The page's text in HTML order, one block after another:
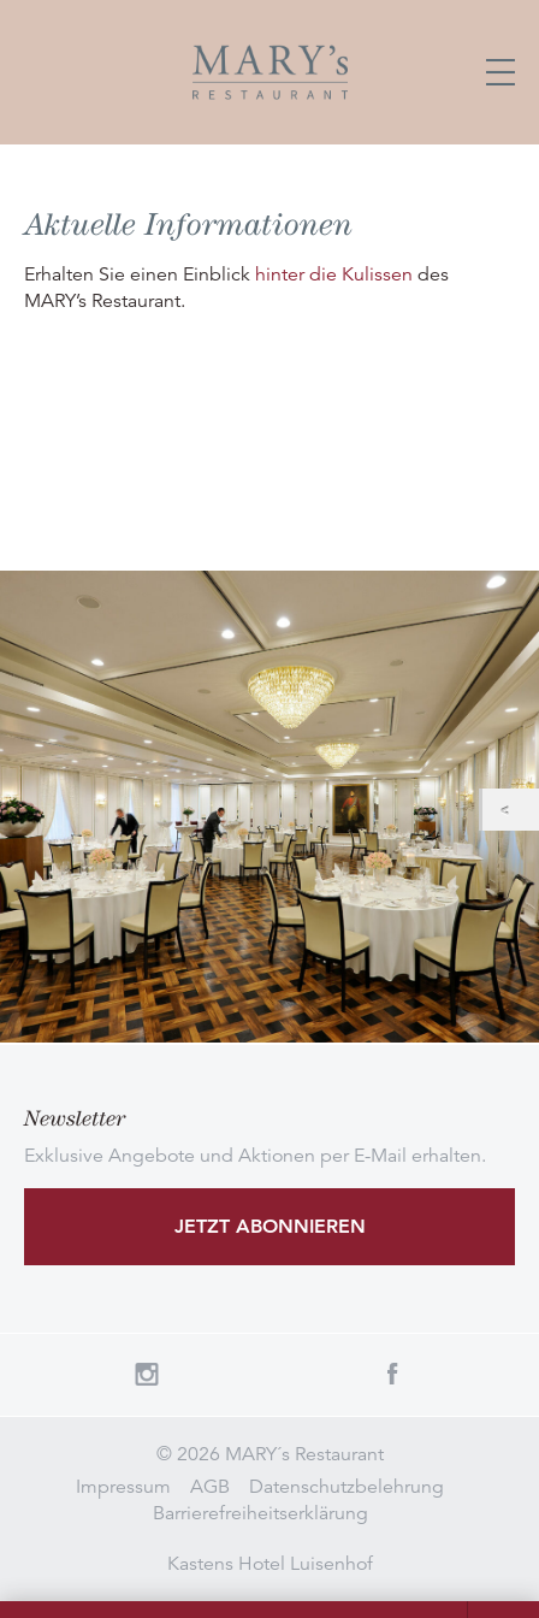
Aktuelle Informationen
Erhalten Sie einen Einblick hinter die Kulissen des
MARY’s Restaurant.
Newsletter
Exklusive Angebote und Aktionen per E-Mail erhalten.
JETZT ABONNIEREN
© 2026 MARY´s Restaurant
Impressum
AGB
Datenschutzbelehrung
Barrierefreiheitserklärung
Kastens Hotel Luisenhof